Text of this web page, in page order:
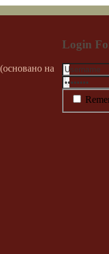
на
Login